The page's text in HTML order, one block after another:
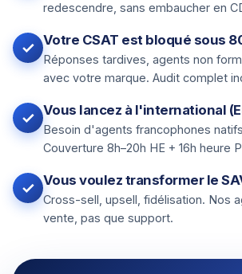
redescendre, sans embaucher en
Votre CSAT est bloqué sous
Réponses tardives, agents non
avec votre marque. Audit complet
Vous lancez à l'international
Besoin d'agents francophones
Couverture 8h–20h HE + 16h heure
Vous voulez transformer le
Cross-sell, upsell, fidélisation. Nos
vente, pas que support.